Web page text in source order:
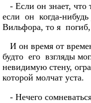
- Если он знает, что
если он когда-нибудь
Вильфора, то я
И он время от
будто его взгляды
невидимую стену,
которой молчат уста.
- Нечего